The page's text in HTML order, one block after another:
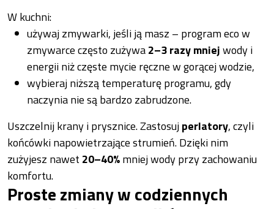
W kuchni:
używaj zmywarki, jeśli ją masz – program eco w
zmywarce często zużywa2–3 razy mniejwody i
energii niż częste mycie ręczne w gorącej wodzie,
wybieraj niższą temperaturę programu, gdy
naczynia nie są bardzo zabrudzone.
Uszczelnij krany i prysznice. Zastosujperlatory, czyli
końcówki napowietrzające strumień. Dzięki nim
zużyjesz nawet 20–40%mniej wody przy zachowaniu
komfortu.
Proste zmiany w codziennych